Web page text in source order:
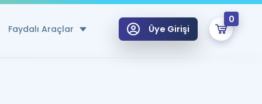
Faydalı Araçlar Üye Girişi
0